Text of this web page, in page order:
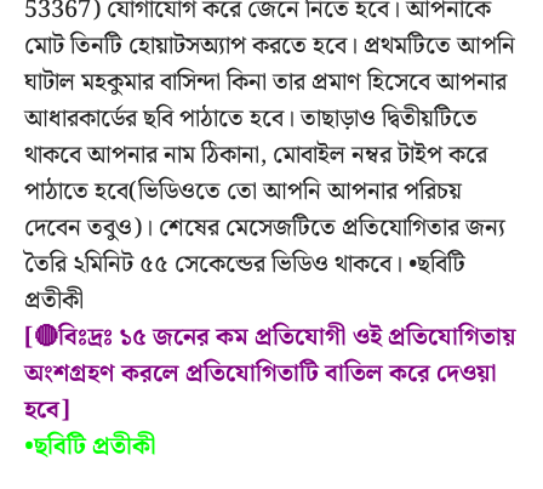
53367) যোগাযোগ করে জেনে নিতে হবে। আপনাকে
মোট তিনটি হোয়াটসঅ্যাপ করতে হবে। প্রথমটিতে আপনি
ঘাটাল মহকুমার বাসিন্দা কিনা তার প্রমাণ হিসেবে আপনার
আধারকার্ডের ছবি পাঠাতে হবে। তাছাড়াও দ্বিতীয়টিতে
থাকবে আপনার নাম ঠিকানা, মোবাইল নম্বর টাইপ করে
পাঠাতে হবে(ভিডিওতে তো আপনি আপনার পরিচয়
দেবেন তবুও)। শেষের মেসেজটিতে প্রতিযোগিতার জন্য
তৈরি ২মিনিট ৫৫ সেকেন্ডের ভিডিও থাকবে। •ছবিটি
প্রতীকী
[🔴বিঃদ্রঃ ১৫ জনের কম প্রতিযোগী ওই প্রতিযোগিতায়
অংশগ্রহণ করলে প্রতিযোগিতাটি বাতিল করে দেওয়া
হবে]
•ছবিটি প্রতীকী